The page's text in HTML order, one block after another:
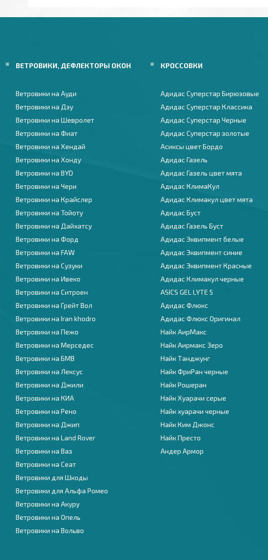
ВЕТРОВИКИ, ДЕФЛЕКТОРЫ ОКОН
Ветровики на Ауди
Ветровики на Дэу
Ветровики на Шевролет
Ветровики на Фиат
Ветровики на Хендай
Ветровики на Хонду
Ветровики на BYD
Ветровики на Чери
Ветровики на Крайслер
Ветровики на Тойоту
Ветровики на Дайхатсу
Ветровики на Форд
Ветровики на FAW
Ветровики на Сузуки
Ветровики на Ивеко
Ветровики на Ситроен
Ветровики на Грейт Вол
Ветровики на Iran khodro
Ветровики на Пежо
Ветровики на Мерседес
Ветровики на БМВ
Ветровики на Лексус
Ветровики на Джили
Ветровики на КИА
Ветровики на Рено
Ветровики на Джип
Ветровики на Land Rover
Ветровики на Ваз
Ветровики на Сеат
Ветровики для Шкоды
Ветровики для Альфа Ромео
Ветровики на Акуру
Ветровики на Опель
Ветровики на Вольво
КРОССОВКИ
Адидас Суперстар Бирюзовые
Адидас Суперстар Классика
Адидас Суперстар Черные
Адидас Суперстар золотые
Асиксы цвет Бордо
Адидас Газель
Адидас Газель цвет мята
Адидас КлимаКул
Адидас Климакул цвет мята
Адидас Буст
Адидас Газель Буст
Адидас Эквипмент белые
Адидас Эквипмент синие
Адидас Эквипмент Красные
Адидас Климакул черные
ASICS GEL LYTE 5
Адидас Флюкс
Адидас Флюкс Оригинал
Найк АирМакс
Найк Аирмакс Зеро
Найк Танджунг
Найк ФриРан черные
Найк Рошеран
Найк Хуарачи серые
Найк хуарачи черные
Найк Ким Джонс
Найк Престо
Андер Армор